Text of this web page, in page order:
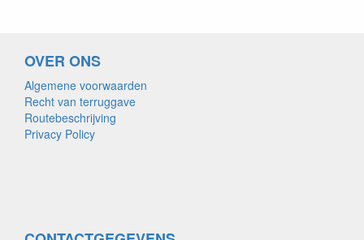
OVER ONS
Algemene voorwaarden
Recht van terruggave
Routebeschrijving
Privacy Policy